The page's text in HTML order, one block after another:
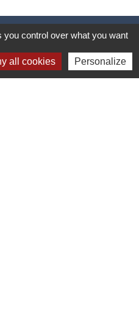
Puylaurens
la Mairie
control over what you want
all cookies Personalize